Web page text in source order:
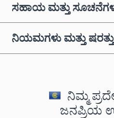
ಸಹಾಯ ಮತ್ತು
ನಿಯಮಗಳು ಮತ್ತು
ನಿಮ್ಮ
ಜನಪ್ರಿಯ